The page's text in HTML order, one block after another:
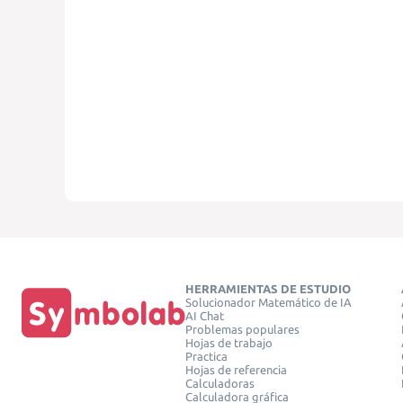
HERRAMIENTAS DE ESTUDIO
Solucionador Matemático de IA
AI Chat
Problemas populares
Hojas de trabajo
Practica
Hojas de referencia
Calculadoras
Calculadora gráfica